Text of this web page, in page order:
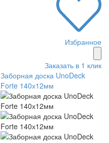
Избранное
Заказать в 1 клик
Заборная доска UnoDeck
Forte 140х12мм